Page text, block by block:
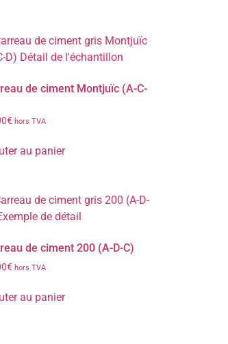
de ciment Montjuïc (A-C-
€ hors TVA
au panier
de ciment 200 (A-D-C)
€ hors TVA
au panier